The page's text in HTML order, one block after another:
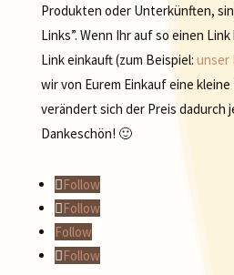
Produkten oder Unterkünften,
Links”. Wenn Ihr auf so einen
Link einkauft (zum Beispiel: unser
wir von Eurem Einkauf eine kleine
verändert sich der Preis dadurch
Dankeschön! 🙂
Follow
Follow
Follow
Follow